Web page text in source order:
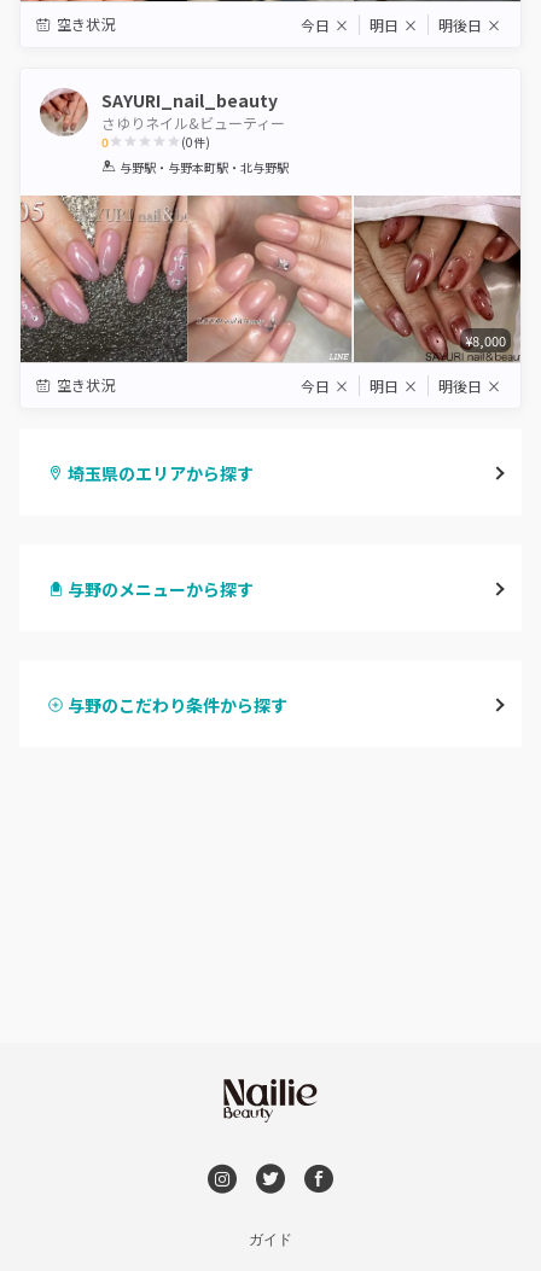
空き状況 今日 × 明日 × 明後日 ×
SAYURI_nail_beauty
さゆりネイル&ビューティー
0
1 2 3 4
5
(0件)
与野駅・与野本町駅・北与野駅
¥8,000
空き状況 今日 × 明日 × 明後日 ×
埼玉県のエリアから探す
ふじみ野・鶴瀬・上福岡
与野のメニューから探す
与野のこだわり条件から探す
ガイド